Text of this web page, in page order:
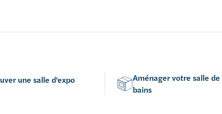
une salle d'expo
Aménager votre salle de
bains